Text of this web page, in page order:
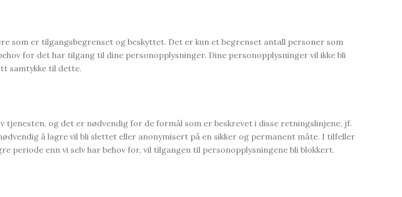
som er tilgangsbegrenset og beskyttet. Det er kun et begrenset antall personer som
for det har tilgang til dine personopplysninger. Dine personopplysninger vil ikke bli
samtykke til dette.
tjenesten, og det er nødvendig for de formål som er beskrevet i disse retningslinjene, jf.
å lagre vil bli slettet eller anonymisert på en sikker og permanent måte. I tilfeller
periode enn vi selv har behov for, vil tilgangen til personopplysningene bli blokkert.